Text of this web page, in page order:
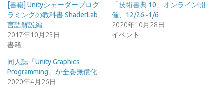
[書籍] Unityシェーダープログ
ラミングの教科書 ShaderLab
言語解説編
2017年10月23日
書籍
「技術書典 10」オンライン開
催、12/26~1/6
2020年10月28日
イベント
同人誌「Unity Graphics
Programming」が全巻無償化
2020年4月26日